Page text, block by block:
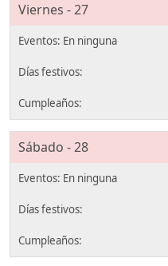
Viernes - 27
Sábado - 28